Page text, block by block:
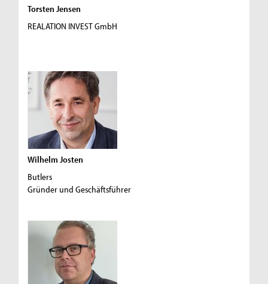
Torsten Jensen
REALATION INVEST GmbH
Wilhelm Josten
Butlers
Gründer und Geschäftsführer